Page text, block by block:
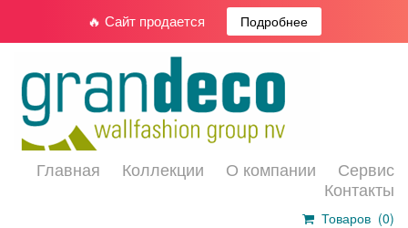
🔥 Сайт продается Подробнее
Главная Коллекции О компании
Сервис
Контакты
Товаров (0)